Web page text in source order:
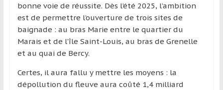
l’étranger
pour
assouvir
leur
passion,
tout
en
bonne voie de réussite. Dès l’été 2025, l’ambition
est de permettre l’ouverture de trois sites de
baignade : au bras Marie entre le quartier du
Marais et de l’île Saint-Louis, au bras de Grenelle
et au quai de Bercy.
Certes, il aura fallu y mettre les moyens : la
dépollution du fleuve aura coûté 1,4 milliard